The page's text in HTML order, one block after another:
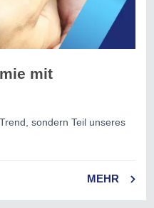
mit
sondern Teil unseres
MEHR